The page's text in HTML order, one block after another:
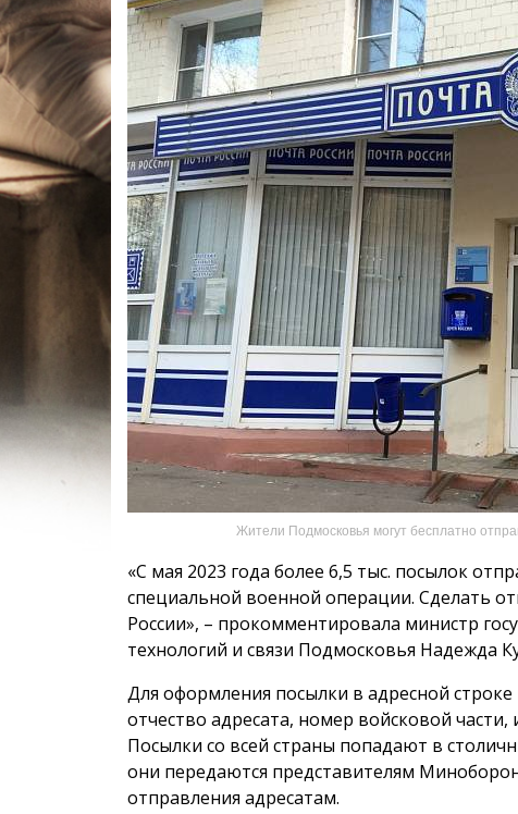
Жители Подмосковья могут бесплатно
«С мая 2023 года более 6,5 тыс. посылок
специальной военной операции. Сделать
России», – прокомментировала министр
технологий и связи Подмосковья Надежда
Для оформления посылки в адресной
отчество адресата, номер войсковой части,
Посылки со всей страны попадают в
они передаются представителям
отправления адресатам.